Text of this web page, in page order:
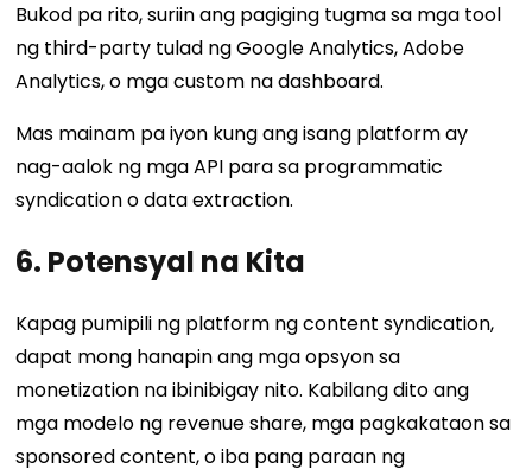
Bukod pa rito, suriin ang pagiging tugma sa mga tool
ng third-party tulad ng Google Analytics, Adobe
Analytics, o mga custom na dashboard.
Mas mainam pa iyon kung ang isang platform ay
nag-aalok ng mga API para sa programmatic
syndication o data extraction.
6. Potensyal na Kita
Kapag pumipili ng platform ng content syndication,
dapat mong hanapin ang mga opsyon sa
monetization na ibinibigay nito. Kabilang dito ang
mga modelo ng revenue share, mga pagkakataon sa
sponsored content, o iba pang paraan ng